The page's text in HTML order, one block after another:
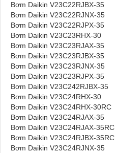
Bơm Daikin V23C22RJBX-35
Bơm Daikin V23C22RJNX-35
Bơm Daikin V23C22RJPX-35
Bơm Daikin V23C23RHX-30
Bơm Daikin V23C23RJAX-35
Bơm Daikin V23C23RJBX-35
Bơm Daikin V23C23RJNX-35
Bơm Daikin V23C23RJPX-35
Bơm Daikin V23C242RJBX-35
Bơm Daikin V23C24RHX-30
Bơm Daikin V23C24RHX-30RC
Bơm Daikin V23C24RJAX-35
Bơm Daikin V23C24RJAX-35RC
Bơm Daikin V23C24RJBX-35RC
Bơm Daikin V23C24RJNX-35